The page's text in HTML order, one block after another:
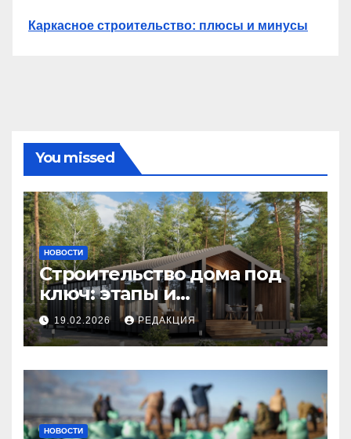
Каркасное строительство: плюсы и минусы
You missed
НОВОСТИ
Строительство дома под
ключ: этапы и
планирование бюджета
19.02.2026 РЕДАКЦИЯ
НОВОСТИ